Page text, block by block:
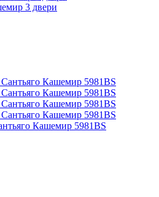
3 двери
Кашемир 5981BS